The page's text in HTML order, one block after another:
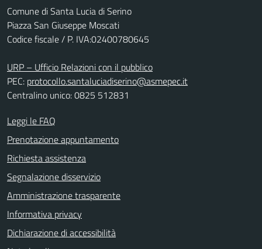
Comune di Santa Lucia di Serino
Piazza San Giuseppe Moscati
Codice fiscale / P. IVA:02400780645
URP – Ufficio Relazioni con il pubblico
PEC: protocollo.santaluciadiserino@asmepec.it
Centralino unico: 0825 512831
Leggi le FAQ
Prenotazione appuntamento
Richiesta assistenza
Segnalazione disservizio
Amministrazione trasparente
Informativa privacy
Dichiarazione di accessibilità